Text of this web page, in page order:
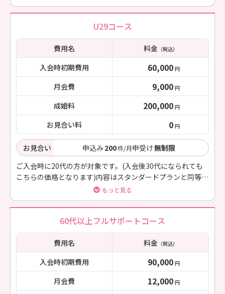
U29コース
費用名 料金（税込）
入会時初期費用 60,000 円
月会費 9,000 円
成婚料 200,000 円
お見合い料 0 円
お見合い 申込み200件/月申受け無制限
ご入会時に20代の方が対象です。(入会後30代になられても
こちらの価格となります)内容はスタンダードプランと同等の
もっと見る
60代以上フルサポートコース
費用名 料金（税込）
入会時初期費用 90,000 円
月会費 12,000 円